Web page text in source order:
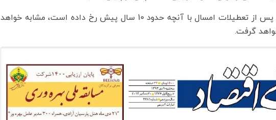
حال باید دید پیش بینی وضعیت بازار پس از تعطیلات امسال با آنچه حدود 10 سال پیش رخ داده است، مشابه خواهد
گرفت.